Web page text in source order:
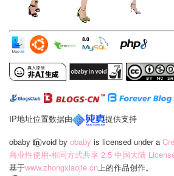
IP地址位置数据由
提供支持
obaby 𝐢‍𝐧⃝ void by obaby is licensed under a
商业性使用-相同方式共享 2.5 中国大陆
基于www.zhongxiaojie.cn上的作品创作。